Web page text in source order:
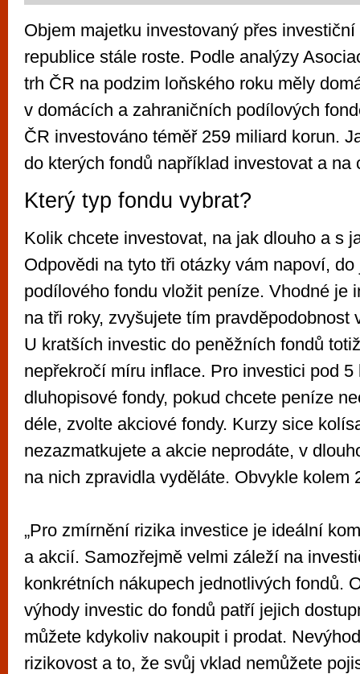
Objem majetku investovaný přes
republice stále roste. Podle analýzy
trh ČR na podzim loňského roku měly
v domácích a zahraničních podílových
ČR investováno téměř 259 miliard korun.
do kterých fondů například investovat a na
Který typ fondu vybrat?
Kolik chcete investovat, na jak dlouho a s
Odpovědi na tyto tři otázky vám napoví, do
podílového fondu vložit peníze. Vhodné je
na tři roky, zvyšujete tím pravděpodobnost
U kratších investic do peněžních fondů
nepřekročí míru inflace. Pro investici pod 5
dluhopisové fondy, pokud chcete peníze
déle, zvolte akciové fondy. Kurzy sice
nezazmatkujete a akcie neprodáte, v
na nich zpravidla vyděláte. Obvykle kolem
„Pro zmírnění rizika investice je ideální
a akcií. Samozřejmě velmi záleží na
konkrétních nákupech jednotlivých fondů.
výhody investic do fondů patří jejich
můžete kdykoliv nakoupit i prodat.
rizikovost a to, že svůj vklad nemůžete